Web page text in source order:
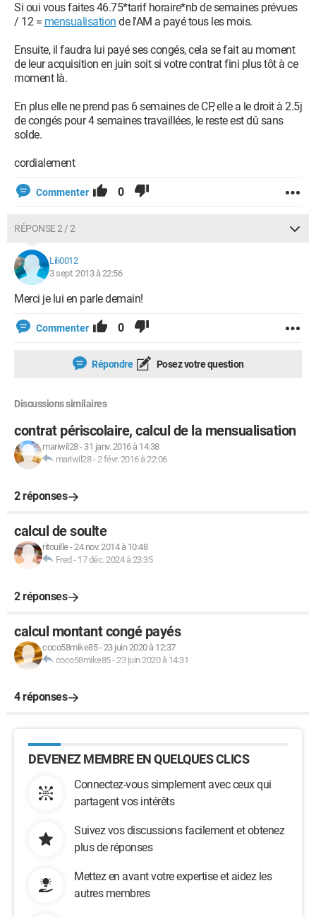
Si oui vous faites 46.75*tarif horaire*nb de semaines prévues
/ 12 = mensualisation de l'AM a payé tous les mois.
Ensuite, il faudra lui payé ses congés, cela se fait au moment
de leur acquisition en juin soit si votre contrat fini plus tôt à ce
moment là.
En plus elle ne prend pas 6 semaines de CP, elle a le droit à 2.5j
de congés pour 4 semaines travaillées, le reste est dû sans
solde.
cordialement
Commenter 0
RÉPONSE 2 / 2
Lili0012
3 sept. 2013 à 22:56
Merci je lui en parle demain!
Commenter 0
Répondre Posez votre question
Discussions similaires
contrat périscolaire, calcul de la mensualisation
mariwil28- 31 janv. 2016 à 14:38
mariwil28-2 févr. 2016 à 22:06
2 réponses
calcul de soulte
ritouille-24 nov. 2014 à 10:48
Fred - 17 déc. 2024 à 23:35
2 réponses
calcul montant congé payés
coco58mike85-23 juin 2020 à 12:37
coco58mike85-23 juin 2020 à 14:31
4 réponses
DEVENEZ MEMBRE EN QUELQUES CLICS
Connectez-vous simplement avec ceux qui
partagent vos intérêts
Suivez vos discussions facilement et obtenez
plus de réponses
Mettez en avant votre expertise et aidez les
autres membres